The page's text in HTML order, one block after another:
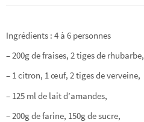
Ingrédients : 4 à 6 personnes
– 200g de fraises, 2 tiges de rhubarbe,
– 1 citron, 1 œuf, 2 tiges de verveine,
– 125 ml de lait d’amandes,
– 200g de farine, 150g de sucre,